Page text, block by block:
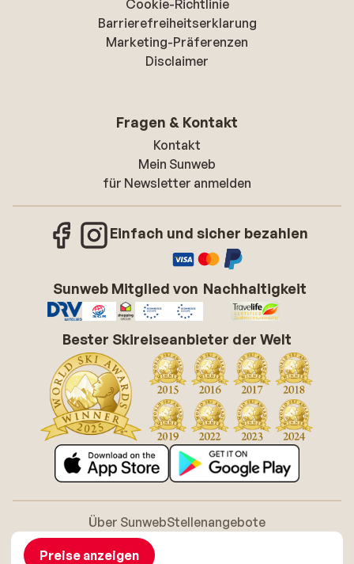
Preise anzeigen
Cookie-Richtlinie
Barrierefreiheitserklarung
Marketing-Präferenzen
Disclaimer
Fragen & Kontakt
Kontakt
Mein Sunweb
für Newsletter anmelden
Einfach und sicher bezahlen
Sunweb Mitglied von Nachhaltigkeit
Bester Skireiseanbieter der Welt
Über SunwebStellenangebote
Allgemeine Geschäftsbedingungen (AGB)
Cookie-RichtlinieBarrierefreiheitserklarung